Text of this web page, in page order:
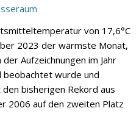
von 17,6°C
2023 der wärmste Monat,
Aufzeichnungen im Jahr
beobachtet wurde und
bisherigen Rekord aus
2006 auf den zweiten Platz